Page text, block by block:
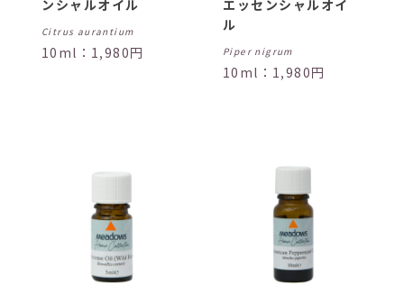
ンシャルオイル
Citrus aurantium
10ml：1,980円
エッセンシャルオイ
ル
Piper nigrum
10ml：1,980円